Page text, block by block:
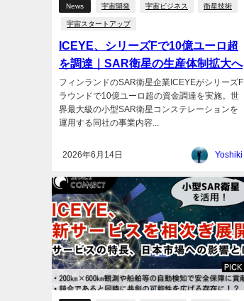
News 宇宙開発 宇宙ビジネス 衛星技術
宇宙スタートアップ
ICEYE、シリーズFで10億ユーロ超
を調達｜SAR衛星の生産体制拡大へ
フィンランドのSAR衛星企業ICEYEがシリーズF
ラウンドで10億ユーロ超の資金調達を実施。世
界最大級の小型SAR衛星コンステレーションを
運用する同社の事業内容...
2026年6月14日 Yoshiki